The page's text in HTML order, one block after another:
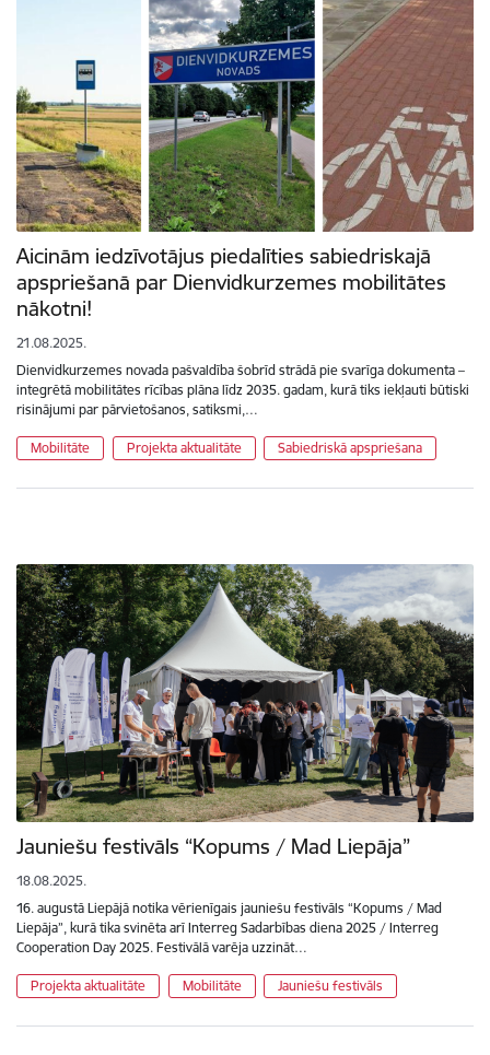
Aicinām iedzīvotājus piedalīties sabiedriskajā
apspriešanā par Dienvidkurzemes mobilitātes
nākotni!
21.08.2025.
Dienvidkurzemes novada pašvaldība šobrīd strādā pie svarīga dokumenta –
integrētā mobilitātes rīcības plāna līdz 2035. gadam, kurā tiks iekļauti būtiski
risinājumi par pārvietošanos, satiksmi,…
Mobilitāte Projekta aktualitāte Sabiedriskā apspriešana
Jauniešu festivāls “Kopums / Mad Liepāja”
18.08.2025.
16. augustā Liepājā notika vērienīgais jauniešu festivāls “Kopums / Mad
Liepāja”, kurā tika svinēta arī Interreg Sadarbības diena 2025 / Interreg
Cooperation Day 2025. Festivālā varēja uzzināt…
Projekta aktualitāte Mobilitāte Jauniešu festivāls